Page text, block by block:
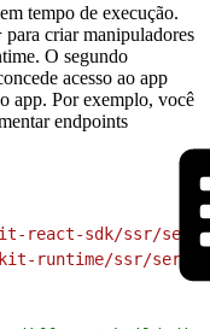
tempo de execução.
para criar manipuladores
O segundo
acesso ao app
app. Por exemplo, você
endpoints
react-sdk/ssr/
runtime/ssr/